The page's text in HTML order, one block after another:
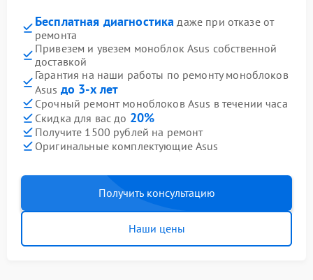
Бесплатная диагностика даже при отказе от
ремонта
Привезем и увезем моноблок Asus собственной
доставкой
Гарантия на наши работы по ремонту моноблоков
Asus до 3-х лет
Срочный ремонт моноблоков Asus в течении часа
Скидка для вас до 20%
Получите 1500 рублей на ремонт
Оригинальные комплектующие Asus
Получить консультацию
Наши цены